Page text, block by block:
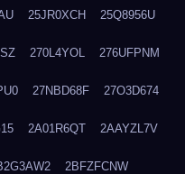
25JR0XCH 25Q8956U
270L4YOL 276UFPNM
27NBD68F 27O3D674
2A01R6QT 2AAYZL7V
2BFZFCNW